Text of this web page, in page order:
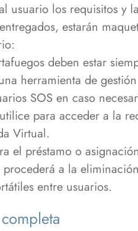
usuario los requisitos y
estarán
deben estar
herramienta de
SOS en caso
para acceder a la
Virtual.
el préstamo o
a la
entre usuarios.